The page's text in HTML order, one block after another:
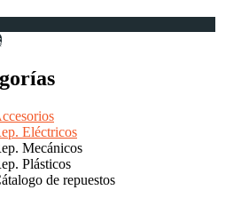
Eléctricos
Mecánicos
Plásticos
de repuestos